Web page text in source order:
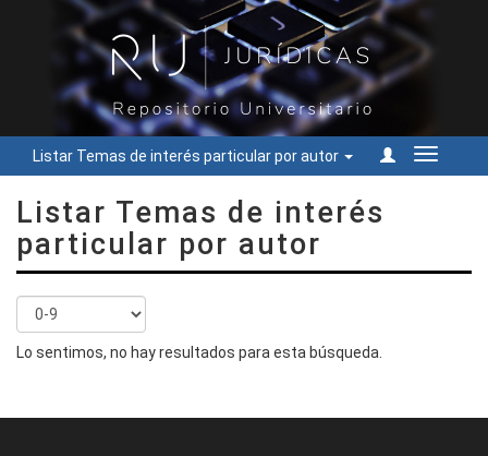
Listar Temas de interés particular por autor
Cambiar
Listar Temas de interés
particular por autor
Lo sentimos, no hay resultados para esta búsqueda.